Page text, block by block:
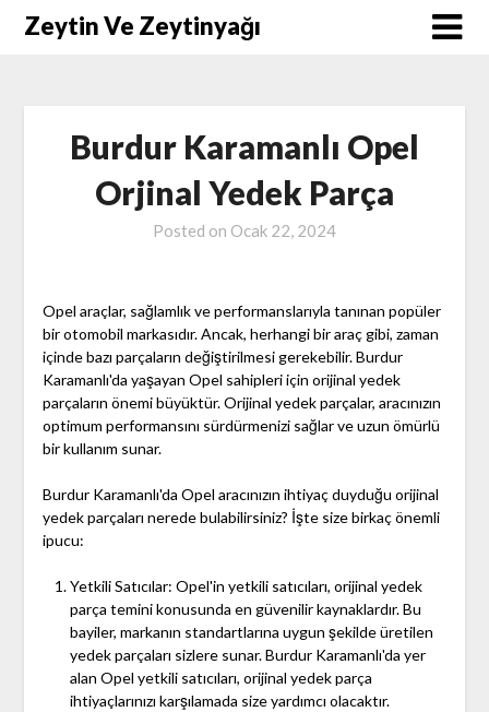
SkipZeytin Ve Zeytinyağı
Burdur Karamanlı Opel
Orjinal Yedek Parça
Posted on Ocak 22, 2024
Opel araçlar, sağlamlık ve performanslarıyla tanınan popüler
bir otomobil markasıdır. Ancak, herhangi bir araç gibi, zaman
içinde bazı parçaların değiştirilmesi gerekebilir. Burdur
Karamanlı'da yaşayan Opel sahipleri için orijinal yedek
parçaların önemi büyüktür. Orijinal yedek parçalar, aracınızın
optimum performansını sürdürmenizi sağlar ve uzun ömürlü
bir kullanım sunar.
Burdur Karamanlı'da Opel aracınızın ihtiyaç duyduğu orijinal
yedek parçaları nerede bulabilirsiniz? İşte size birkaç önemli
ipucu:
Yetkili Satıcılar: Opel'in yetkili satıcıları, orijinal yedek
parça temini konusunda en güvenilir kaynaklardır. Bu
bayiler, markanın standartlarına uygun şekilde üretilen
yedek parçaları sizlere sunar. Burdur Karamanlı'da yer
alan Opel yetkili satıcıları, orijinal yedek parça
ihtiyaçlarınızı karşılamada size yardımcı olacaktır.